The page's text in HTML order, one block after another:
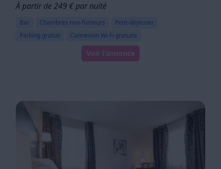
À partir de 249 € par nuité
Bar Chambres non-fumeurs
Petit-déjeuner
Parking gratuit
Connexion Wi-Fi gratuite
Voir l'annonce